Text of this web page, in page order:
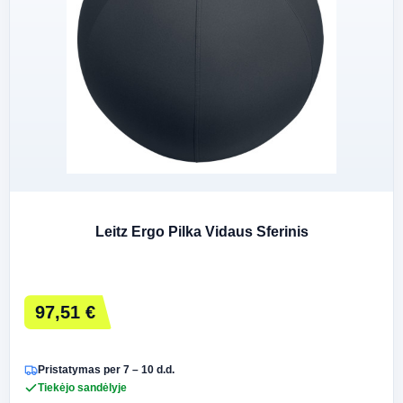
Leitz Ergo Pilka Vidaus Sferinis
97,51 €
Pristatymas per 7 – 10 d.d.
Tiekėjo sandėlyje